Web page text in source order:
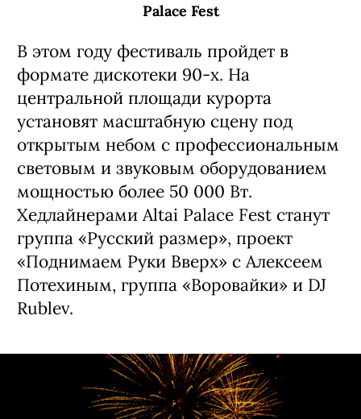
Palace Fest
В этом году фестиваль пройдет в
формате дискотеки 90-х. На
центральной площади курорта
установят масштабную сцену под
открытым небом с профессиональным
световым и звуковым оборудованием
мощностью более 50 000 Вт.
Хедлайнерами Altai Palace Fest станут
группа «Русский размер», проект
«Поднимаем Руки Вверх» с Алексеем
Потехиным, группа «Воровайки» и DJ
Rublev.